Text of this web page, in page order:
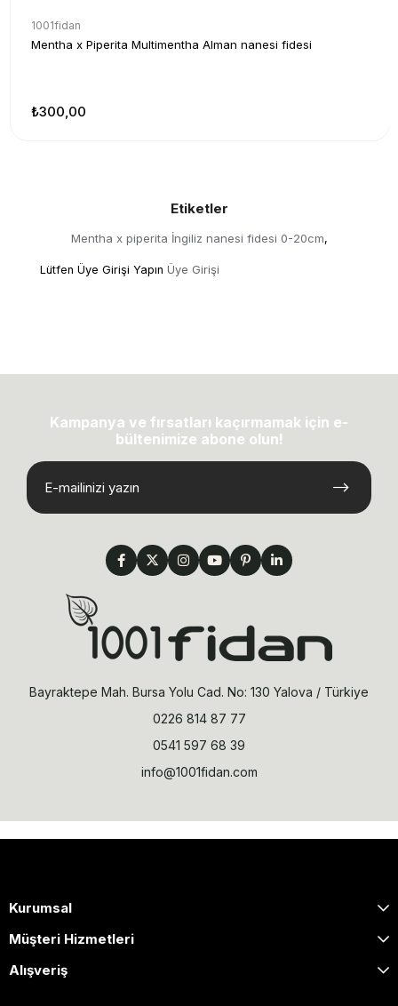
1001fidan
Mentha x Piperita Multimentha Alman nanesi fidesi
₺300,00
Etiketler
Mentha x piperita İngiliz nanesi fidesi 0-20cm,
Lütfen Üye Girişi Yapın Üye Girişi
Kampanya ve fırsatları kaçırmamak için e-
bültenimize abone olun!
Bayraktepe Mah. Bursa Yolu Cad. No: 130 Yalova / Türkiye
0226 814 87 77
0541 597 68 39
info@1001fidan.com
Kurumsal
Müşteri Hizmetleri
Alışveriş